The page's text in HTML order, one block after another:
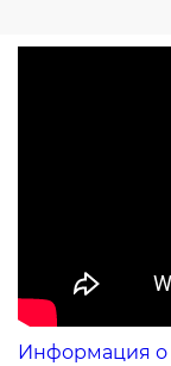
Информация о